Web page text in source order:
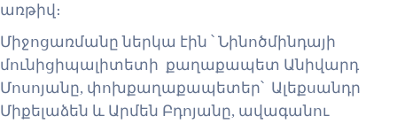
առթիվ։
Միջոցառմանը ներկա էին ՝ Նինոծմինդայի
մունիցիպալիտետի քաղաքապետ Անիվարդ
Մոսոյանը, փոխքաղաքապետեր՝ Ալեքսանդր
Միքելաձեն և Արմեն Բդոյանը, ավագանու